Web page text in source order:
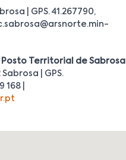
| GPS. 41.267790,
Territorial de Sabrosa
| GPS.
168 |